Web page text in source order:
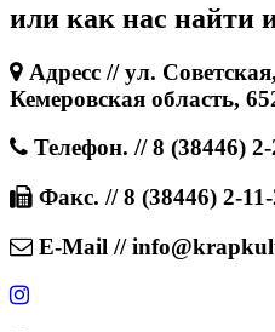
или как нас найти
Адресс // ул.
Кемеровская область,
Телефон. // 8 (38446) 2-
Факс. // 8 (38446) 2-11-
E-Mail //